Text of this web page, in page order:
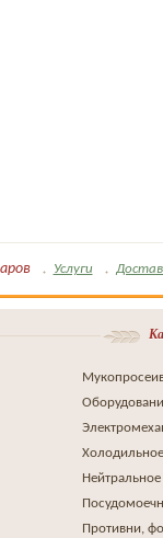
Услуги
Противни,